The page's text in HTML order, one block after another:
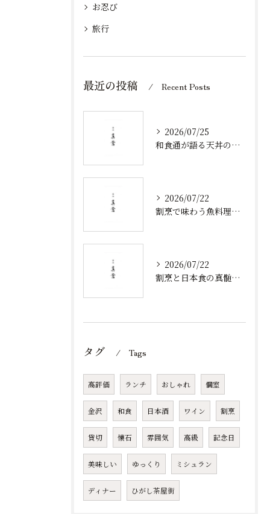
お忍び
旅行
最近の投稿 Recent Posts
2026/07/25
和食通が語る天丼の発祥と歴史から食べ方まで奥深い魅力を徹底解説
2026/07/22
割烹で味わう魚料理と北陸新幹線沿線の旬食体験を深掘り
2026/07/22
割烹と日本食の真髄を石川県金沢市で体験するための選び方ガイド
タグ Tags
高評価 ランチ おしゃれ 個室
金沢 和食 日本酒 ワイン 割烹
貸切 懐石 雰囲気 高級 記念日
美味しい ゆっくり ミシュラン
ディナー ひがし茶屋街